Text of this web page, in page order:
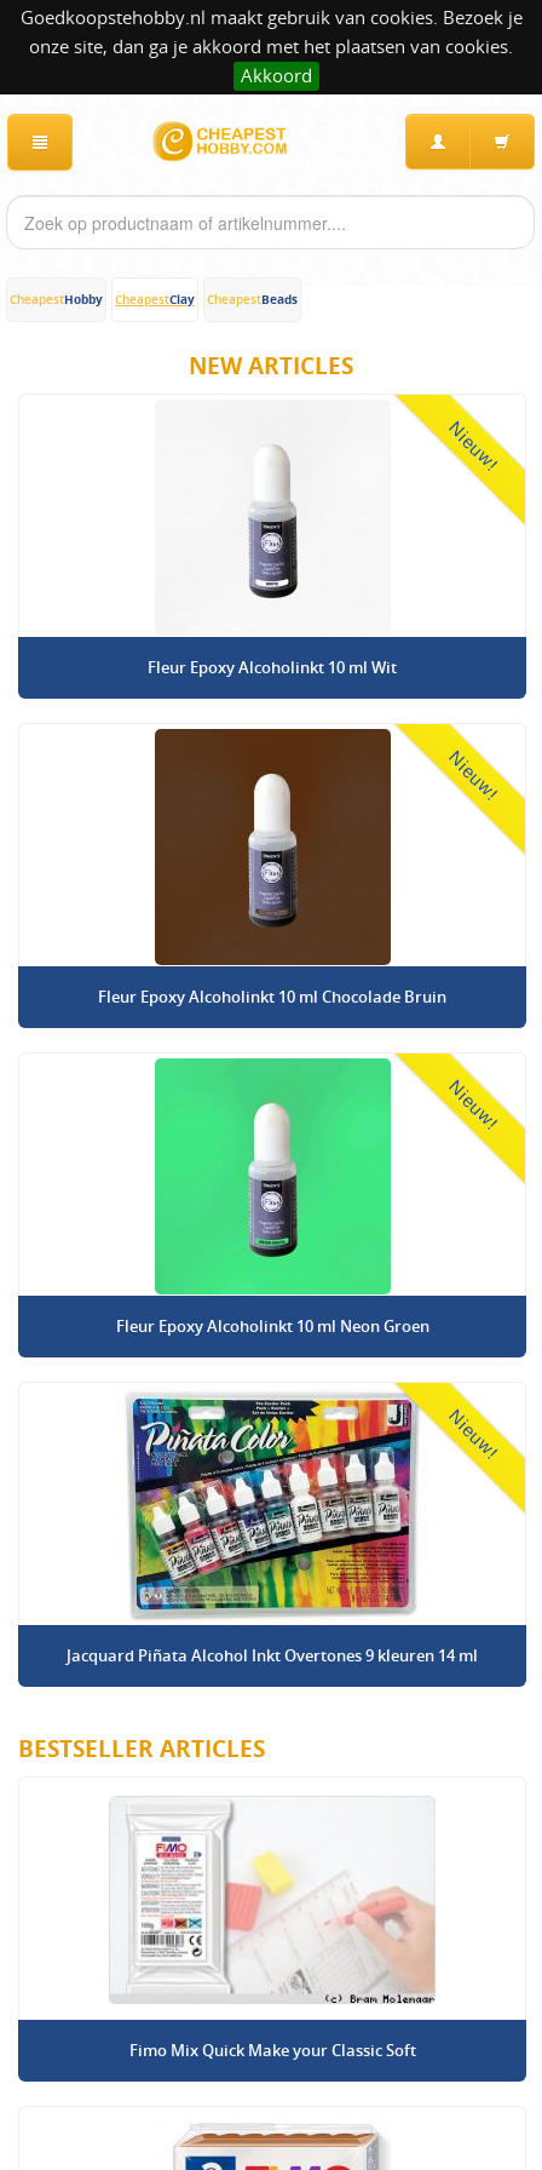
Goedkoopstehobby.nl maakt gebruik van cookies. Bezoek je
onze site, dan ga je akkoord met het plaatsen van cookies.
Akkoord
CheapestHobby CheapestClay CheapestBeads
NEW ARTICLES
Nieuw!
Fleur Epoxy Alcoholinkt 10 ml Wit
Nieuw!
Fleur Epoxy Alcoholinkt 10 ml Chocolade Bruin
Nieuw!
Fleur Epoxy Alcoholinkt 10 ml Neon Groen
Nieuw!
Jacquard Piñata Alcohol Inkt Overtones 9 kleuren 14 ml
BESTSELLER ARTICLES
Fimo Mix Quick Make your Classic Soft